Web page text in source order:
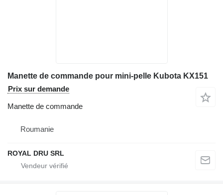
Manette de commande pour mini-pelle Kubota KX151
Prix sur demande
Manette de commande
Roumanie
ROYAL DRU SRL